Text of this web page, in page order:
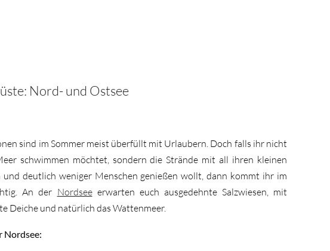
Nord- und Ostsee
sind im Sommer meist überfüllt mit Urlaubern. Doch falls ihr nicht
schwimmen möchtet, sondern die Strände mit all ihren kleinen
und deutlich weniger Menschen genießen wollt, dann kommt ihr im
An der Nordseeerwarten euch ausgedehnte Salzwiesen, mit
Deiche und natürlich das Wattenmeer.
Nordsee: